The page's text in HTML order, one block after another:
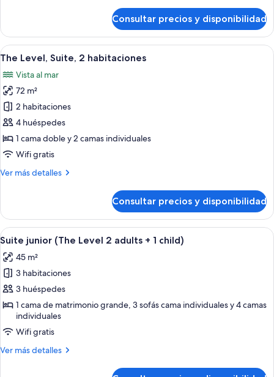
Level,
Suite
junior
Consultar precios y disponibilidad
Abrir
todas
las
fotos
de
The
Level,
Suite,
habitaciones
Minibar, caja fuerte, escritorio y
10
The Level, Suite, 2 habitaciones
Vista al mar
72 m²
2 habitaciones
4 huéspedes
1 cama doble y 2 camas individuales
Wifi gratis
Ver más detalles
Más
Level,
Suite,
2
habitaciones
Consultar precios y disponibilidad
Abrir
todas
las
fotos
de
Suite
junior
(The
Level
Una habitación de hotel moderna
6
Suite junior (The Level 2 adults + 1 child)
45 m²
3 habitaciones
3 huéspedes
1 cama de matrimonio grande, 3 sofás cama individuales y 4 camas
individuales
Wifi gratis
Ver más detalles
Más